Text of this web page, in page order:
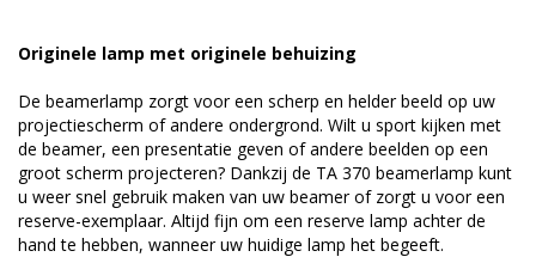
Originele lamp met originele behuizing
De beamerlamp zorgt voor een scherp en helder beeld op uw
projectiescherm of andere ondergrond. Wilt u sport kijken met
de beamer, een presentatie geven of andere beelden op een
groot scherm projecteren? Dankzij de TA 370 beamerlamp kunt
u weer snel gebruik maken van uw beamer of zorgt u voor een
reserve-exemplaar. Altijd fijn om een reserve lamp achter de
hand te hebben, wanneer uw huidige lamp het begeeft.